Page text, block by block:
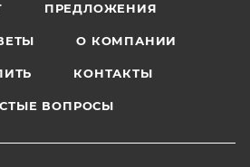
ПРЕДЛОЖЕНИЯ
О КОМПАНИИ
КОНТАКТЫ
ВОПРОСЫ